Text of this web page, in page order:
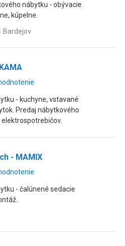
nábytku - obývacie
kúpelne.
Bardejov
- kuchyne, vstavané
Predaj nábytkového
- MAMIX
- čalúnené sedacie